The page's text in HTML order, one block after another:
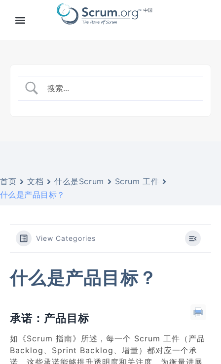
首页 文档 什么是Scrum
Scrum 工件
什么是产品目标？
View Categories
什么是产品目标？
承诺：产品目标
如《Scrum 指南》所述，每一个 Scrum 工件（产品
Backlog、Sprint Backlog、增量）都对应一个承
诺，这些承诺能够提升透明度和关注度，为衡量进展